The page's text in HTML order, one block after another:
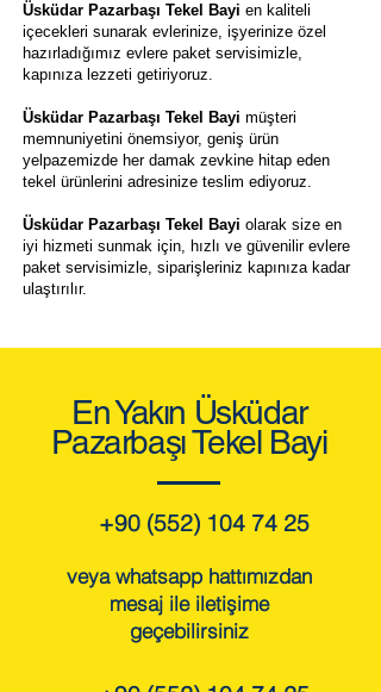
Üsküdar Pazarbaşı Tekel Bayi en kaliteli
içecekleri sunarak evlerinize, işyerinize özel
hazırladığımız evlere paket servisimizle,
kapınıza lezzeti getiriyoruz.
Üsküdar Pazarbaşı Tekel Bayi müşteri
memnuniyetini önemsiyor, geniş ürün
yelpazemizde her damak zevkine hitap eden
tekel ürünlerini adresinize teslim ediyoruz.
Üsküdar Pazarbaşı Tekel Bayi olarak size en
iyi hizmeti sunmak için, hızlı ve güvenilir evlere
paket servisimizle, siparişleriniz kapınıza kadar
ulaştırılır.
En Yakın Üsküdar
Pazarbaşı Tekel Bayi
+90 (552) 104 74 25
veya whatsapp hattımızdan
mesaj ile iletişime
geçebilirsiniz